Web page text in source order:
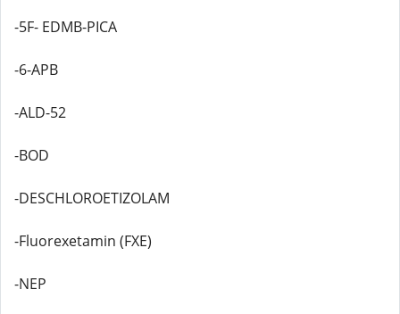
-5F- EDMB-PICA
-6-APB
-ALD-52
-BOD
-DESCHLOROETIZOLAM
-Fluorexetamin (FXE)
-NEP